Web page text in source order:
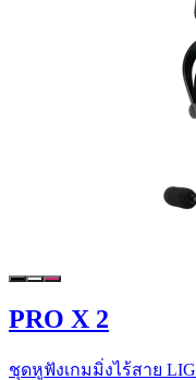
PRO X 2
ชุดหูฟังเกมมิ่งไร้สาย